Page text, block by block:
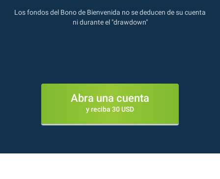
Los fondos del Bono de Bienvenida no se deducen de su cuenta
ni durante el "drawdown"
Abra una cuenta
y reciba 30 USD